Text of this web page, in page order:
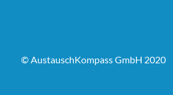
© AustauschKompass GmbH 2020